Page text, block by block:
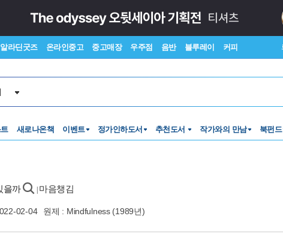
알라딘굿즈 온라인중고 중고매장 우주점 음반 블루레이 커피
새로나온책 이벤트 정가인하도서 추천도서 작가와의 만남 북펀드
을까 마음챙김
02-04 원제 : Mindfulness (1989년)